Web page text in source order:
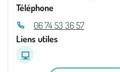
Téléphone
06 74 53 36 57
Liens utiles